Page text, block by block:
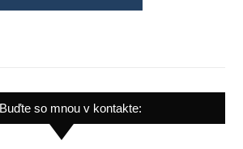
Buďte so mnou v kontakte: